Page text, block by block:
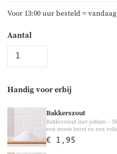
Voor 13:00 uur besteld =
Aantal
Handig voor erbij
Bakkerszout
Bakkerszout met jodium –
een mooie korst en een
bakkerszout voor het
andere bakrecepten. Veel
€ 1,95